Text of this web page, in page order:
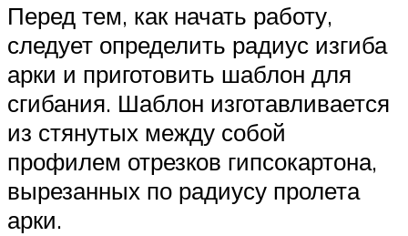
Перед тем, как начать работу,
следует определить радиус изгиба
арки и приготовить шаблон для
сгибания. Шаблон изготавливается
из стянутых между собой
профилем отрезков гипсокартона,
вырезанных по радиусу пролета
арки.